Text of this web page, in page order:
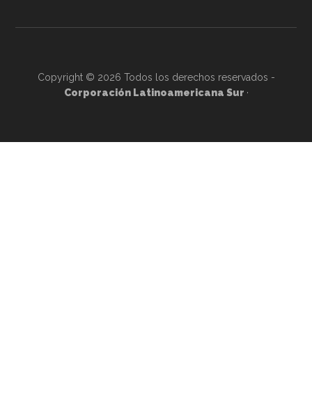
Copyright © 2026 Todos los derechos reservados -
Corporación Latinoamericana Sur ·